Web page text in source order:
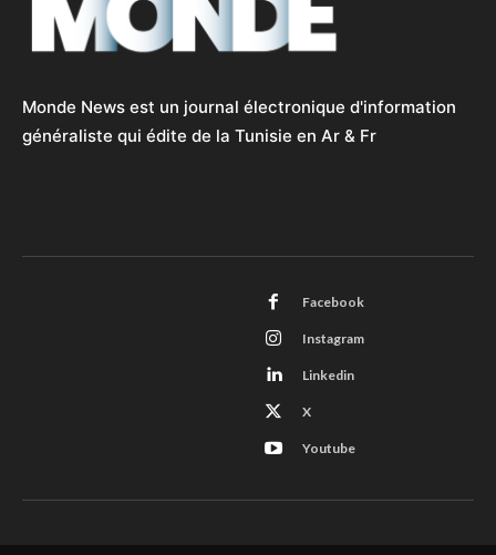
Monde News est un journal électronique d'information
généraliste qui édite de la Tunisie en Ar & Fr
Facebook
Instagram
Linkedin
X
Youtube